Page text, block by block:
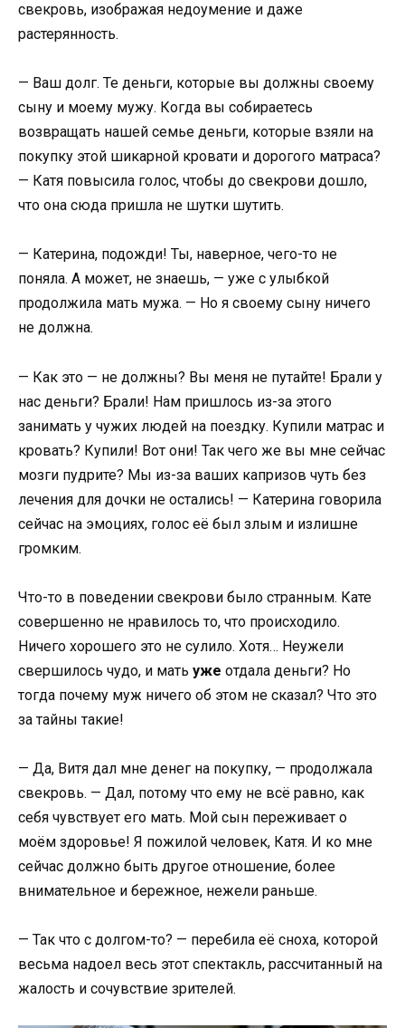
свекровь, изображая недоумение и даже
растерянность.
— Ваш долг. Те деньги, которые вы должны своему
сыну и моему мужу. Когда вы собираетесь
возвращать нашей семье деньги, которые взяли на
покупку этой шикарной кровати и дорогого матраса?
— Катя повысила голос, чтобы до свекрови дошло,
что она сюда пришла не шутки шутить.
— Катерина, подожди! Ты, наверное, чего-то не
поняла. А может, не знаешь, — уже с улыбкой
продолжила мать мужа. — Но я своему сыну ничего
не должна.
— Как это — не должны? Вы меня не путайте! Брали у
нас деньги? Брали! Нам пришлось из-за этого
занимать у чужих людей на поездку. Купили матрас и
кровать? Купили! Вот они! Так чего же вы мне сейчас
мозги пудрите? Мы из-за ваших капризов чуть без
лечения для дочки не остались! — Катерина говорила
сейчас на эмоциях, голос её был злым и излишне
громким.
Что-то в поведении свекрови было странным. Кате
совершенно не нравилось то, что происходило.
Ничего хорошего это не сулило. Хотя… Неужели
свершилось чудо, и мать уже отдала деньги? Но
тогда почему муж ничего об этом не сказал? Что это
за тайны такие!
— Да, Витя дал мне денег на покупку, — продолжала
свекровь. — Дал, потому что ему не всё равно, как
себя чувствует его мать. Мой сын переживает о
моём здоровье! Я пожилой человек, Катя. И ко мне
сейчас должно быть другое отношение, более
внимательное и бережное, нежели раньше.
— Так что с долгом-то? — перебила её сноха, которой
весьма надоел весь этот спектакль, рассчитанный на
жалость и сочувствие зрителей.